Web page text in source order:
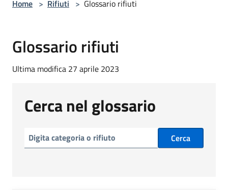
Home > Rifiuti > Glossario rifiuti
Glossario rifiuti
Ultima modifica 27 aprile 2023
Cerca nel glossario
Cerca